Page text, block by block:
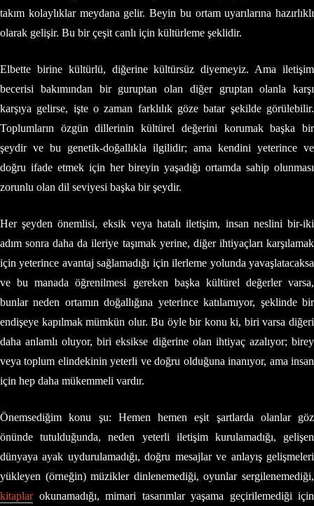
takım kolaylıklar meydana gelir. Beyin bu ortam uyarılarına hazırlıklı
olarak gelişir. Bu bir çeşit canlı için kültürleme şeklidir.
Elbette birine kültürlü, diğerine kültürsüz diyemeyiz. Ama iletişim
becerisi bakımından bir guruptan olan diğer gruptan olanla karşı
karşıya gelirse, işte o zaman farklılık göze batar şekilde görülebilir.
Toplumların özgün dillerinin kültürel değerini korumak başka bir
şeydir ve bu genetik-doğallıkla ilgilidir; ama kendini yeterince ve
doğru ifade etmek için her bireyin yaşadığı ortamda sahip olunması
zorunlu olan dil seviyesi başka bir şeydir.
Her şeyden önemlisi, eksik veya hatalı iletişim, insan neslini bir-iki
adım sonra daha da ileriye taşımak yerine, diğer ihtiyaçları karşılamak
için yeterince avantaj sağlamadığı için ilerleme yolunda yavaşlatacaksa
ve bu manada öğrenilmesi gereken başka kültürel değerler varsa,
bunlar neden ortamın doğallığına yeterince katılamıyor, şeklinde bir
endişeye kapılmak mümkün olur. Bu öyle bir konu ki, biri varsa diğeri
daha anlamlı oluyor, biri eksikse diğerine olan ihtiyaç azalıyor; birey
veya toplum elindekinin yeterli ve doğru olduğuna inanıyor, ama insan
için hep daha mükemmeli vardır.
Önemsediğim konu şu: Hemen hemen eşit şartlarda olanlar göz
önünde tutulduğunda, neden yeterli iletişim kurulamadığı, gelişen
dünyaya ayak uydurulamadığı, doğru mesajlar ve anlayış gelişmeleri
yükleyen (örneğin) müzikler dinlenemediği, oyunlar sergilenemediği,
kitaplarokunamadığı, mimari tasarımlar yaşama geçirilemediği için